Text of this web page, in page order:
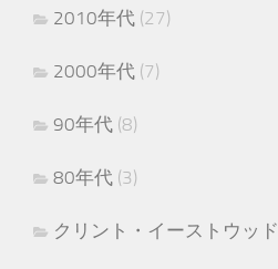
2010年代 (27)
2000年代 (7)
90年代 (8)
80年代 (3)
クリント・イーストウッド